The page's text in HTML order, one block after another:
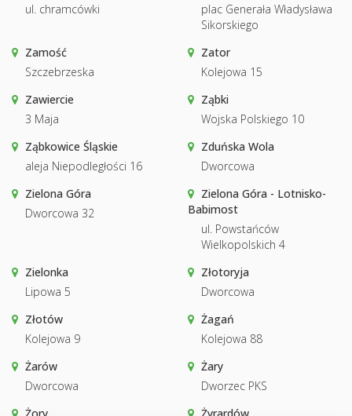
ul. chramcówki
plac Generała Władysława
Sikorskiego
Zamość
Szczebrzeska
Zator
Kolejowa 15
Zawiercie
3 Maja
Ząbki
Wojska Polskiego 10
Ząbkowice Śląskie
aleja Niepodległości 16
Zduńska Wola
Dworcowa
Zielona Góra
Dworcowa 32
Zielona Góra - Lotnisko-
Babimost
ul. Powstańców
Wielkopolskich 4
Zielonka
Lipowa 5
Złotoryja
Dworcowa
Złotów
Kolejowa 9
Żagań
Kolejowa 88
Żarów
Dworcowa
Żary
Dworzec PKS
Żory
Żyrardów